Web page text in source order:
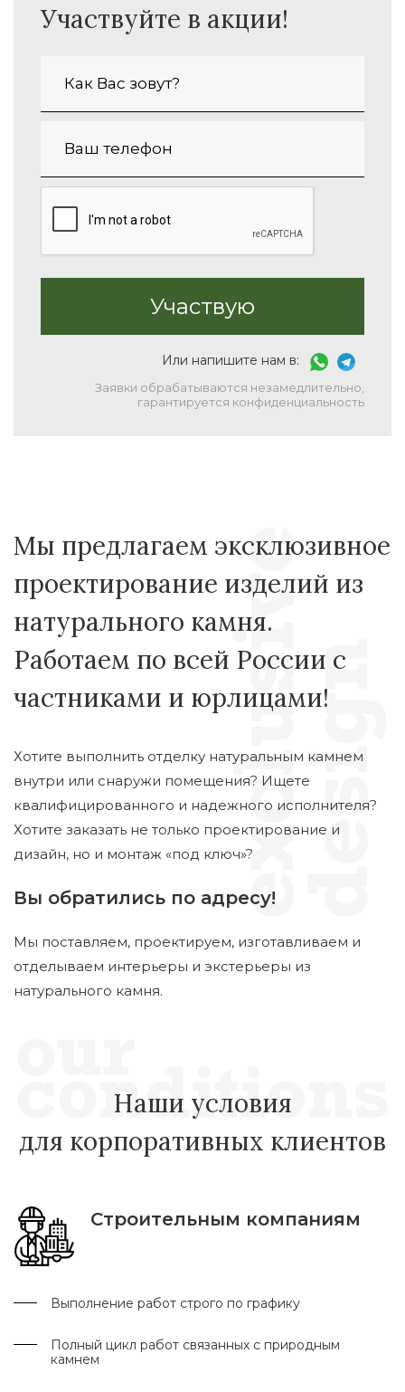
Участвуйте в акции!
Или напишите нам в:
Заявки обрабатываются незамедлительно,
гарантируется конфиденциальность
Мы предлагаем эксклюзивное
проектирование изделий из
натурального камня.
Работаем по всей России с
частниками и юрлицами!
Хотите выполнить отделку натуральным камнем
внутри или снаружи помещения? Ищете
квалифицированного и надежного исполнителя?
Хотите заказать не только проектирование и
дизайн, но и монтаж «под ключ»?
Вы обратились по адресу!
Мы поставляем, проектируем, изготавливаем и
отделываем интерьеры и экстерьеры из
натурального камня.
Наши условия
для корпоративных клиентов
Строительным компаниям
Выполнение работ строго по графику
Полный цикл работ связанных с природным
камнем